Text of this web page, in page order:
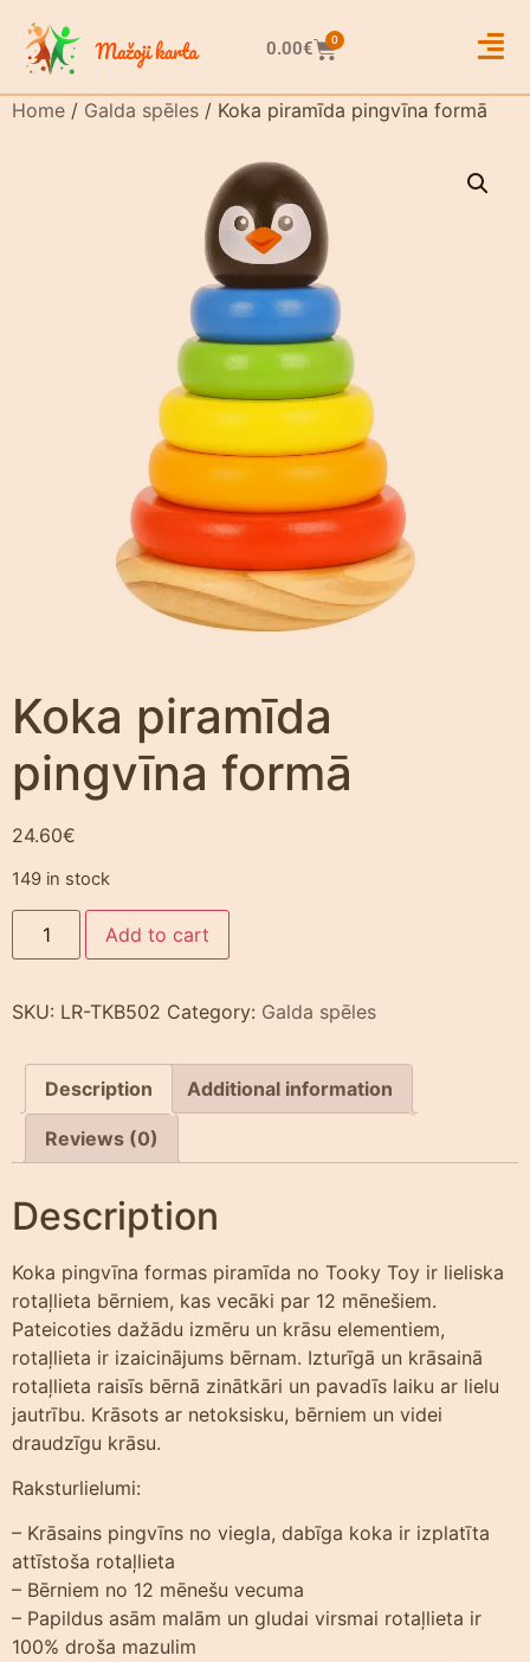
0.00€ 0
Home / Galda spēles / Koka piramīda pingvīna formā
Koka piramīda
pingvīna formā
24.60€
149 in stock
Add to cart
SKU: LR-TKB502 Category: Galda spēles
Description Additional information
Reviews (0)
Description
Koka pingvīna formas piramīda no Tooky Toy ir lieliska
rotaļlieta bērniem, kas vecāki par 12 mēnešiem.
Pateicoties dažādu izmēru un krāsu elementiem,
rotaļlieta ir izaicinājums bērnam. Izturīgā un krāsainā
rotaļlieta raisīs bērnā zinātkāri un pavadīs laiku ar lielu
jautrību. Krāsots ar netoksisku, bērniem un videi
draudzīgu krāsu.
Raksturlielumi:
– Krāsains pingvīns no viegla, dabīga koka ir izplatīta
attīstoša rotaļlieta
– Bērniem no 12 mēnešu vecuma
– Papildus asām malām un gludai virsmai rotaļlieta ir
100% droša mazulim